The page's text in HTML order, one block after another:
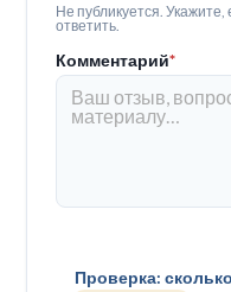
Не публикуется.
ответить.
Комментарий*
Проверка: